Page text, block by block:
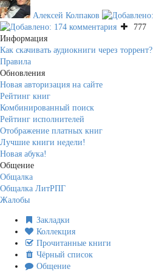
Алексей Колпаков
777
Информация
Как скачивать аудиокниги через торрент?
Правила
Обновления
Новая авторизация на сайте
Рейтинг книг
Комбинированный поиск
Рейтинг исполнителей
Отображение платных книг
Лучшие книги недели!
Новая абука!
Общение
Общалка
Общалка ЛитРПГ
Жалобы
Закладки
Коллекция
Прочитанные книги
Чёрный список
Общение